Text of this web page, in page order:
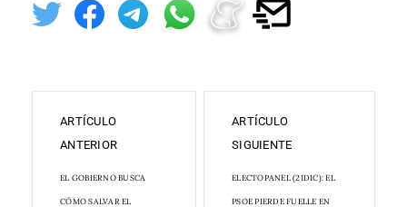
ARTÍCULO
ANTERIOR
EL GOBIERNO BUSCA
CÓMO SALVAR EL
ARTÍCULO
SIGUIENTE
ELECTOPANEL (21DIC): EL
PSOE PIERDE FUELLE EN